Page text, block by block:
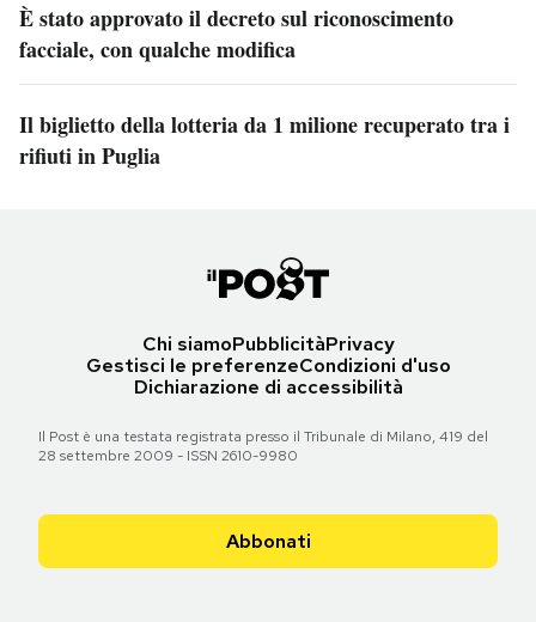
È stato approvato il decreto sul riconoscimento
facciale, con qualche modifica
Il biglietto della lotteria da 1 milione recuperato tra i
rifiuti in Puglia
Chi siamoPubblicitàPrivacy
Gestisci le preferenzeCondizioni d'uso
Dichiarazione di accessibilità
Il Post è una testata registrata presso il Tribunale di Milano, 419 del
28 settembre 2009 - ISSN 2610-9980
Abbonati